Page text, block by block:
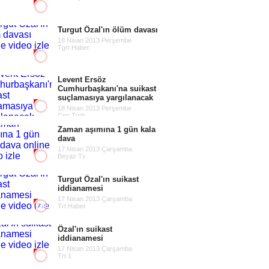
Turgut Özal'ın ölüm davası
18 Nisan 2013 Perşembe
Tgrt Haber
Levent Ersöz
Cumhurbaşkanı'na suikast
suçlamasıya yargılanacak
18 Nisan 2013 Perşembe
Cnn Türk
Zaman aşımına 1 gün kala
dava
17 Nisan 2013 Çarşamba
Beyaz Tv
Turgut Özal'ın suikast
iddianamesi
17 Nisan 2013 Çarşamba
Trt Haber
Özal'ın suikast
iddianamesi
17 Nisan 2013 Çarşamba
Trt 1